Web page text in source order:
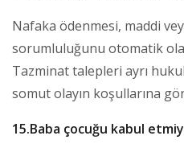
Nafaka ödenmesi, maddi
sorumluluğunu otomatik
Tazminat talepleri ayrı
somut olayın koşullarına
15.Baba çocuğu kabul